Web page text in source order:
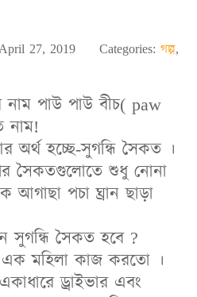
27, 2019 Categories:গল্প,
পাউ পাউ বীচ( paw
নাম!
অর্থ হচ্ছে-সুগন্ধি সৈকত ।
সৈকতগুলোতে শুধু নোনা
আগাছা পচা ঘ্রান ছাড়া
সুগন্ধি সৈকত হবে ?
এক মহিলা কাজ করতো ।
ড্রাইভার এবং